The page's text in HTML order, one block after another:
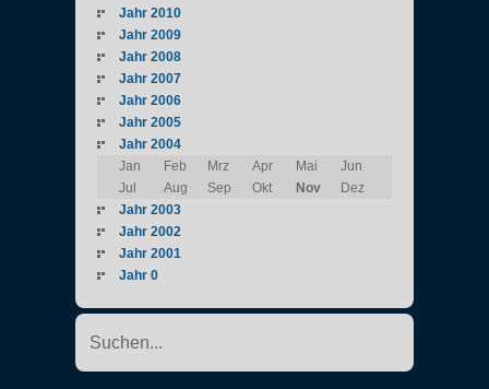
Jahr 2010
Jahr 2009
Jahr 2008
Jahr 2007
Jahr 2006
Jahr 2005
Jahr 2004
Jan
Feb Mrz Apr Mai
Jun
Jul
Aug Sep Okt Nov
Dez
Jahr 2003
Jahr 2002
Jahr 2001
Jahr 0